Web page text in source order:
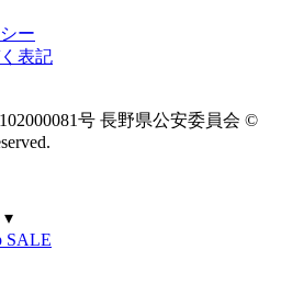
ー
表記
号 長野県公安委員会 ©
▾
SALE